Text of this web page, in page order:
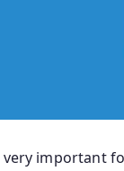
important